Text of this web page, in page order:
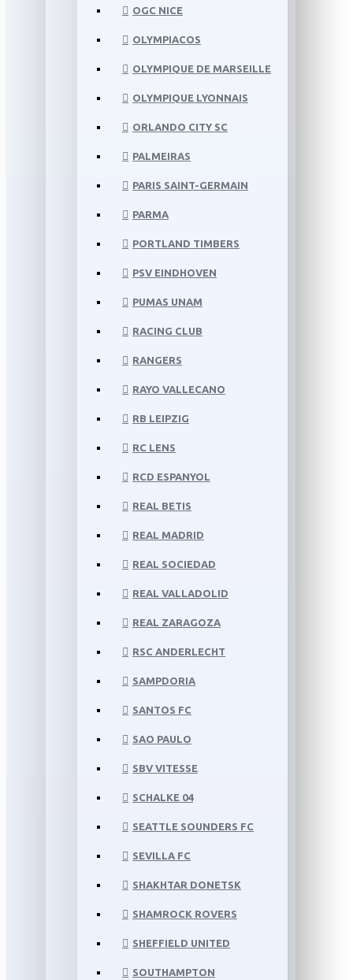
OGC NICE
OLYMPIACOS
OLYMPIQUE DE MARSEILLE
OLYMPIQUE LYONNAIS
ORLANDO CITY SC
PALMEIRAS
PARIS SAINT-GERMAIN
PARMA
PORTLAND TIMBERS
PSV EINDHOVEN
PUMAS UNAM
RACING CLUB
RANGERS
RAYO VALLECANO
RB LEIPZIG
RC LENS
RCD ESPANYOL
REAL BETIS
REAL MADRID
REAL SOCIEDAD
REAL VALLADOLID
REAL ZARAGOZA
RSC ANDERLECHT
SAMPDORIA
SANTOS FC
SAO PAULO
SBV VITESSE
SCHALKE 04
SEATTLE SOUNDERS FC
SEVILLA FC
SHAKHTAR DONETSK
SHAMROCK ROVERS
SHEFFIELD UNITED
SOUTHAMPTON